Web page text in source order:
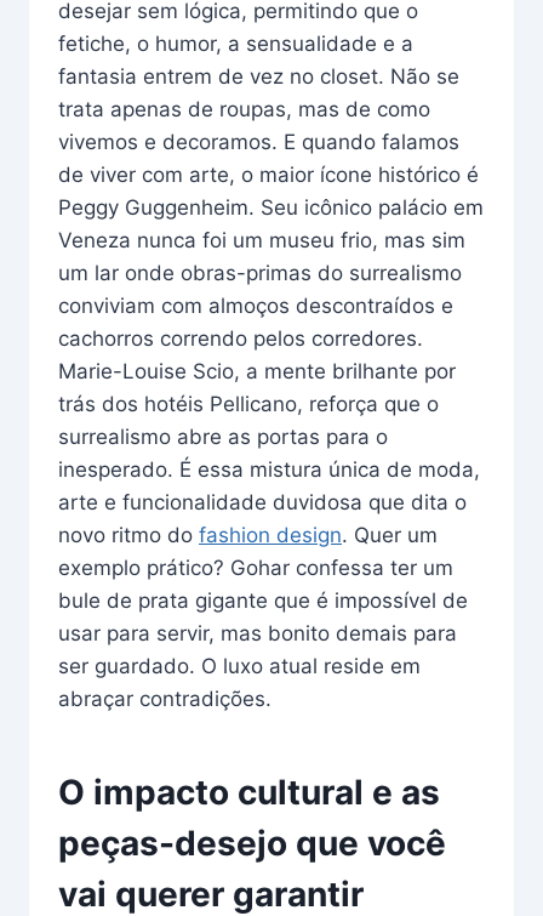
desejar sem lógica, permitindo que o
fetiche, o humor, a sensualidade e a
fantasia entrem de vez no closet. Não se
trata apenas de roupas, mas de como
vivemos e decoramos. E quando falamos
de viver com arte, o maior ícone histórico é
Peggy Guggenheim. Seu icônico palácio em
Veneza nunca foi um museu frio, mas sim
um lar onde obras-primas do surrealismo
conviviam com almoços descontraídos e
cachorros correndo pelos corredores.
Marie-Louise Scio, a mente brilhante por
trás dos hotéis Pellicano, reforça que o
surrealismo abre as portas para o
inesperado. É essa mistura única de moda,
arte e funcionalidade duvidosa que dita o
novo ritmo do fashion design. Quer um
exemplo prático? Gohar confessa ter um
bule de prata gigante que é impossível de
usar para servir, mas bonito demais para
ser guardado. O luxo atual reside em
abraçar contradições.
O impacto cultural e as
peças-desejo que você
vai querer garantir